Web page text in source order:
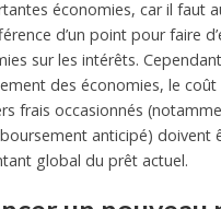
économies, car il faut
d’un point pour faire
sur les intérêts.
des économies, le
frais occasionnés
anticipé) doivent
global du prêt actuel.